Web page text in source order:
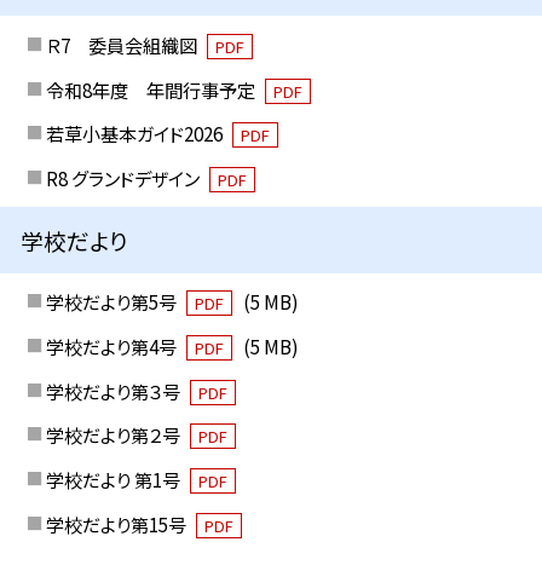
Ｒ7 委員会組織図 PDF
令和8年度 年間行事予定 PDF
若草小基本ガイド2026 PDF
R8 グランドデザイン PDF
学校だより
学校だより第5号 PDF
(5 MB)
学校だより第4号
PDF
(5 MB)
学校だより第３号
PDF
学校だより第２号 PDF
学校だより 第1号 PDF
学校だより第15号 PDF